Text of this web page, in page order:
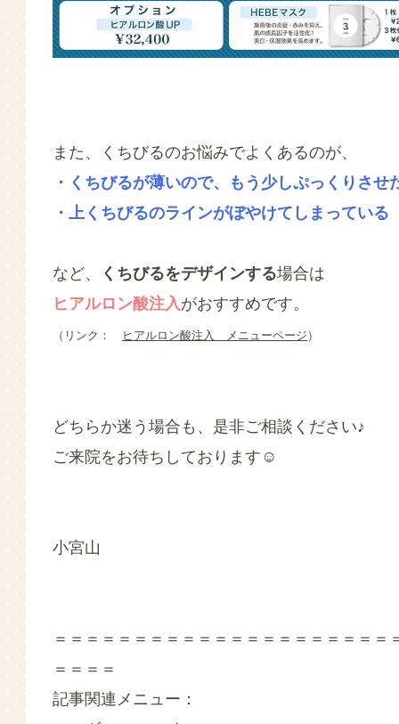
また、くちびるのお悩みでよくあるのが、
・くちびるが薄いので、もう少しぷっくりさせ
・上くちびるのラインがぼやけてしまっている
など、 くちびるをデザインする場合は
ヒアルロン酸注入がおすすめです。
（リンク： ヒアルロン酸注入 メニューページ ）
どちらか迷う場合も、是非ご相談ください♪
ご来院をお待ちしております☺
小宮山
＝＝＝＝＝＝＝＝＝＝＝＝＝＝＝＝＝＝＝＝＝
＝＝＝＝
記事関連メニュー：